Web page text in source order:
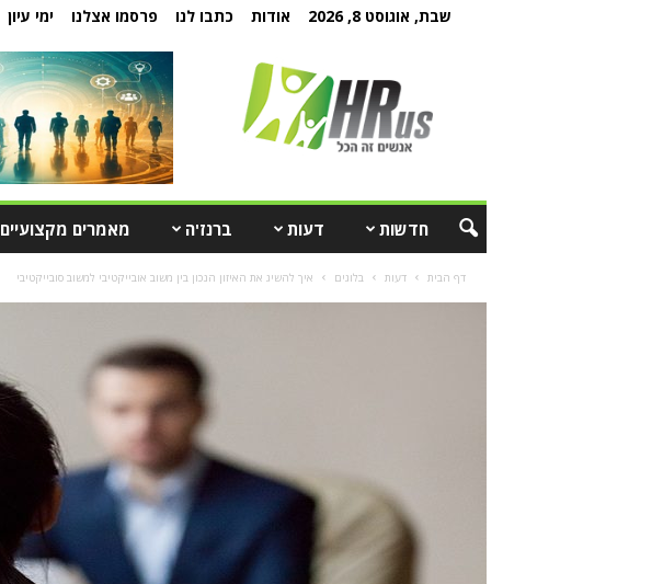
שבת, אוגוסט 8, 2026 אודות כתבו לנו פרסמו אצלנו ימי עיון
חדשות דעות ברנז'ה מאמרים מקצועיים
דף הבית דעות בלוגים איך להשיג את האיזון הנכון בין משוב אובייקטיבי למשוב סובייקטיבי